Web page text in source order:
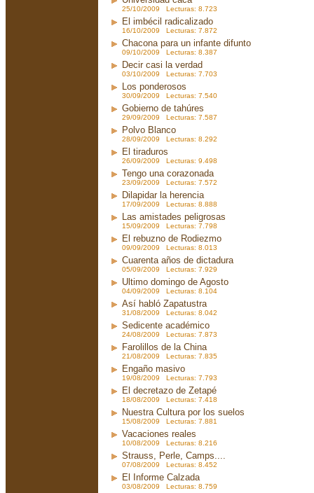
25/10/2009 Lecturas: 8.723
El imbécil radicalizado
16/10/2009 Lecturas: 7.872
Chacona para un infante difunto
09/10/2009 Lecturas: 8.387
Decir casi la verdad
03/10/2009 Lecturas: 7.703
Los ponderosos
30/09/2009 Lecturas: 7.540
Gobierno de tahúres
29/09/2009 Lecturas: 7.587
Polvo Blanco
28/09/2009 Lecturas: 8.292
El tiraduros
26/09/2009 Lecturas: 9.498
Tengo una corazonada
23/09/2009 Lecturas: 7.572
Dilapidar la herencia
17/09/2009 Lecturas: 8.888
Las amistades peligrosas
15/09/2009 Lecturas: 7.798
El rebuzno de Rodiezmo
09/09/2009 Lecturas: 8.013
Cuarenta años de dictadura
05/09/2009 Lecturas: 7.929
Ultimo domingo de Agosto
04/09/2009 Lecturas: 8.104
Así habló Zapatustra
31/08/2009 Lecturas: 8.042
Sedicente académico
24/08/2009 Lecturas: 7.873
Farolillos de la China
21/08/2009 Lecturas: 7.835
Engaño masivo
19/08/2009 Lecturas: 7.793
El decretazo de Zetapé
18/08/2009 Lecturas: 7.418
Nuestra Cultura por los suelos
15/08/2009 Lecturas: 7.881
Vacaciones reales
10/08/2009 Lecturas: 8.216
Strauss, Perle, Camps....
07/08/2009 Lecturas: 8.452
El Informe Calzada
03/08/2009 Lecturas: 8.759